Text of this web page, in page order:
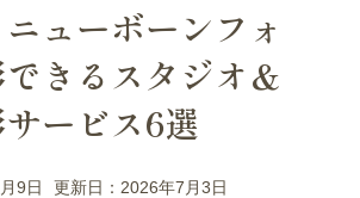
ニューボーンフォ
できるスタジオ＆
ービス6選
9日 更新日：2026年7月3日